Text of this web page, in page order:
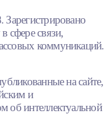
сфере связи,
коммуникаций.
на сайте,
и
об интеллектуальной